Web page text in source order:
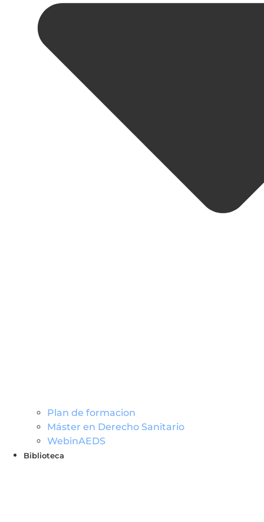
Plan de formacion
Máster en Derecho Sanitario
WebinAEDS
Biblioteca